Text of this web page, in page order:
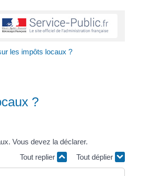
les impôts locaux ?
?
Vous devez la déclarer.
Tout replier
Tout déplier